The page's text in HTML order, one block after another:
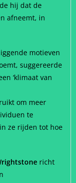
hij dat de
afneemt, in
motieven
suggereerde
‘klimaat van
om meer
te
ze rijden tot hoe
richt